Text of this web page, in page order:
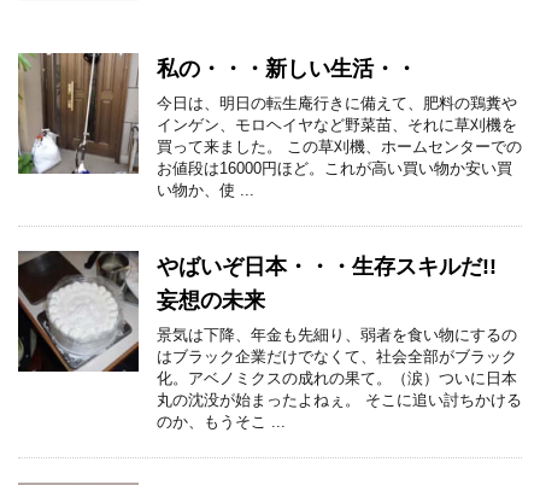
私の・・・新しい生活・・
今日は、明日の転生庵行きに備えて、肥料の鶏糞や
インゲン、モロヘイヤなど野菜苗、それに草刈機を
買って来ました。 この草刈機、ホームセンターでの
お値段は16000円ほど。これが高い買い物か安い買
い物か、使 ...
やばいぞ日本・・・生存スキルだ!!
妄想の未来
景気は下降、年金も先細り、弱者を食い物にするの
はブラック企業だけでなくて、社会全部がブラック
化。アベノミクスの成れの果て。（涙）ついに日本
丸の沈没が始まったよねぇ。 そこに追い討ちかける
のか、もうそこ ...